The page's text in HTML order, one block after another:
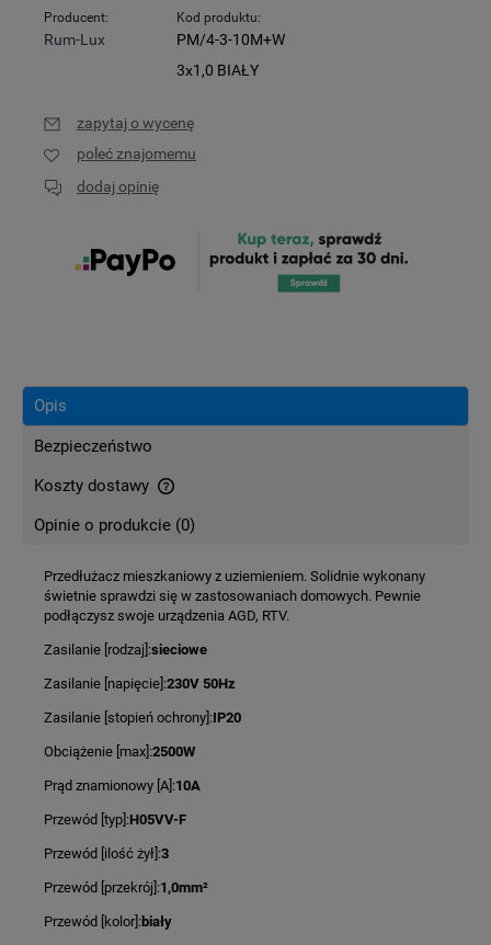
Producent:
Rum-Lux
Kod produktu:
PM/4-3-10M+W
3x1,0 BIAŁY
zapytaj o wycenę
poleć znajomemu
dodaj opinię
Opis
Bezpieczeństwo
Koszty dostawy
Cena nie zawiera ewentualnych kosztów płatności
Opinie o produkcie (0)
Przedłużacz mieszkaniowy z uziemieniem. Solidnie wykonany
świetnie sprawdzi się w zastosowaniach domowych. Pewnie
podłączysz swoje urządzenia AGD, RTV.
Zasilanie [rodzaj]:sieciowe
Zasilanie [napięcie]:230V 50Hz
Zasilanie [stopień ochrony]:IP20
Obciążenie [max]:2500W
Prąd znamionowy [A]:10A
Przewód [typ]:H05VV-F
Przewód [ilość żył]:3
Przewód [przekrój]:1,0mm²
Przewód [kolor]:biały